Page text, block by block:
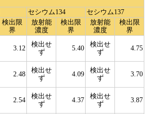
セシウム134
セシウム137
検出限
界
放射能
濃度
検出限
界
放射能
濃度
検出限
界
3.12
検出せ
ず
5.40
検出せ
ず
4.75
2.48
検出せ
ず
4.09
検出せ
ず
3.70
2.54
検出せ
ず
4.37
検出せ
ず
3.87